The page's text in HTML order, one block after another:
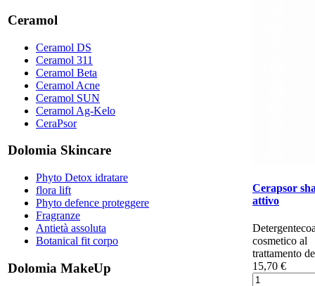
Ceramol
Ceramol DS
Ceramol 311
Ceramol Beta
Ceramol Acne
Ceramol SUN
Ceramol Ag-Kelo
CeraPsor
Dolomia Skincare
Phyto Detox idratare
flora lift
Phyto defence proteggere
Fragranze
Antietà assoluta
Botanical fit corpo
Dolomia MakeUp
Cerapsor
attivo
cosmetico al
trattamento
15,70 €